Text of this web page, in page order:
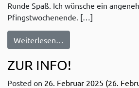
Runde Spaß. Ich wünsche ein
Pfingstwochenende. […]
Weiterlesen…
ZUR INFO!
Posted on 26. Februar 2025 (26.